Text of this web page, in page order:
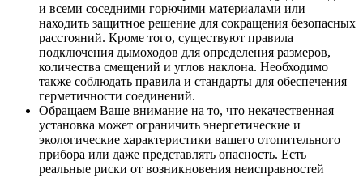
и всеми соседними горючими материалами или
находить защитное решение для сокращения безопасных
расстояний. Кроме того, существуют правила
подключения дымоходов для определения размеров,
количества смещений и углов наклона. Необходимо
также соблюдать правила и стандарты для обеспечения
герметичности соединений.
Обращаем Ваше внимание на то, что некачественная
установка может ограничить энергетические и
экологические характеристики вашего отопительного
прибора или даже представлять опасность. Есть
реальные риски от возникновения неисправностей